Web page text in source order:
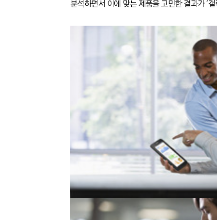
분석하면서 이에 맞는 제품을 고민한 결과가 ‘갤